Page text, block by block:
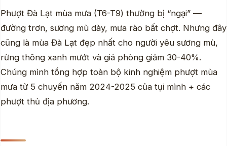
Phượt Đà Lạt mùa mưa (T6-T9) thường bị “ngại” —
đường trơn, sương mù dày, mưa rào bất chợt. Nhưng đây
cũng là mùa Đà Lạt đẹp nhất cho người yêu sương mù,
rừng thông xanh mướt và giá phòng giảm 30-40%.
Chúng mình tổng hợp toàn bộ kinh nghiệm phượt mùa
mưa từ 5 chuyến năm 2024-2025 của tụi mình + các
phượt thủ địa phương.